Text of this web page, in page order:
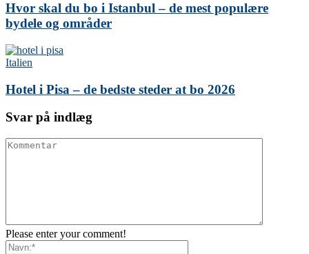
Hvor skal du bo i Istanbul – de mest populære
bydele og områder
Italien
Hotel i Pisa – de bedste steder at bo 2026
Svar på indlæg
Please enter your comment!